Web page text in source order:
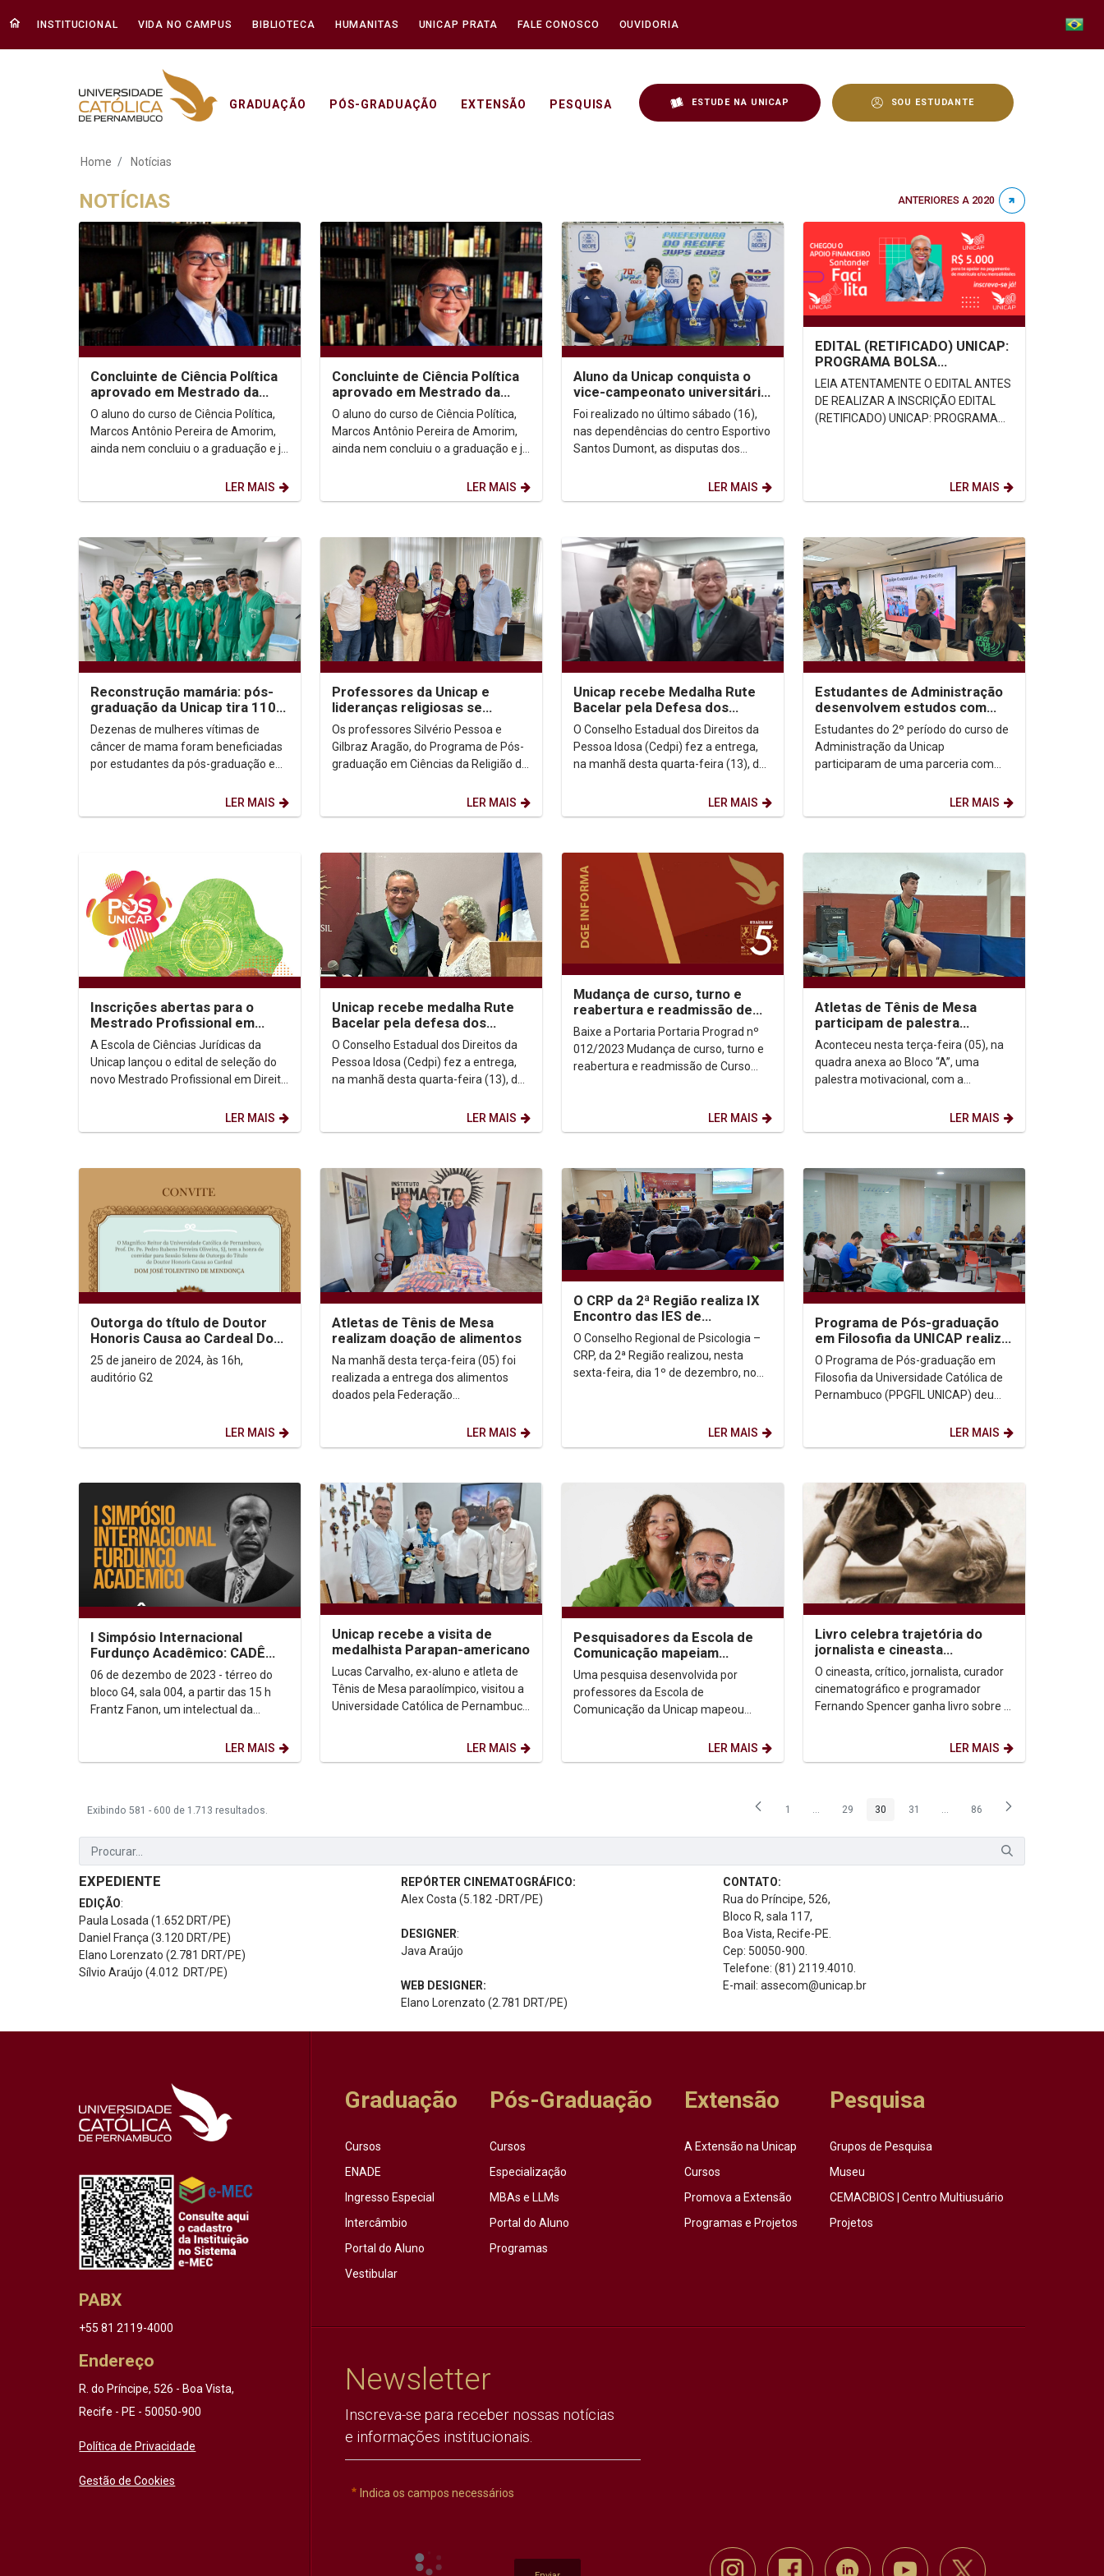
INSTITUCIONAL VIDA NO CAMPUS BIBLIOTECA HUMANITAS UNICAP PRATA FALE CONOSCO OUVIDORIA
GRADUAÇÃO PÓS-GRADUAÇÃO EXTENSÃO PESQUISA ESTUDE NA UNICAP SOU ESTUDANTE
Notícias - Unicap
Home Notícias
NOTÍCIAS ANTERIORES A 2020
Concluinte de Ciência Política
aprovado em Mestrado da
Escola de Comando e Estado-
Maior do Exército
O aluno do curso de Ciência Política,
Marcos Antônio Pereira de Amorim,
ainda nem concluiu o a graduação e já
LER MAIS
Concluinte de Ciência Política
aprovado em Mestrado da
Escola de Comando e Estado-
Maior do Exército
O aluno do curso de Ciência Política,
Marcos Antônio Pereira de Amorim,
ainda nem concluiu o a graduação e já
LER MAIS
Aluno da Unicap conquista o
vice-campeonato universitário
de Beach Wrestling
Foi realizado no último sábado (16),
nas dependências do centro Esportivo
Santos Dumont, as disputas dos
LER MAIS
EDITAL (RETIFICADO) UNICAP:
PROGRAMA BOLSA
SANTANDER FACILITA –
2023/2024
LEIA ATENTAMENTE O EDITAL ANTES
DE REALIZAR A INSCRIÇÃO EDITAL
(RETIFICADO) UNICAP: PROGRAMA
LER MAIS
Reconstrução mamária: pós-
graduação da Unicap tira 110
mulheres da fila de espera do
SUS
Dezenas de mulheres vítimas de
câncer de mama foram beneficiadas
por estudantes da pós-graduação em
LER MAIS
Professores da Unicap e
lideranças religiosas se
reúnem com vice-governadora
de PE
Os professores Silvério Pessoa e
Gilbraz Aragão, do Programa de Pós-
graduação em Ciências da Religião da
Pacheco, coordenador da...LER MAIS
Unicap recebe Medalha Rute
Bacelar pela Defesa dos
Direitos da Pessoa Idosa
O Conselho Estadual dos Direitos da
Pessoa Idosa (Cedpi) fez a entrega,
na manhã desta quarta-feira (13), da
LER MAIS
Estudantes de Administração
desenvolvem estudos com
catadores de resíduos sólidos
Estudantes do 2º período do curso de
Administração da Unicap
participaram de uma parceria com
resíduos sólidos do Recife. Ao...LER MAIS
Inscrições abertas para o
Mestrado Profissional em
Direito e Inovação
A Escola de Ciências Jurídicas da
Unicap lançou o edital de seleção do
novo Mestrado Profissional em Direito
LER MAIS
Unicap recebe medalha Rute
Bacelar pela defesa dos
direitos da pessoa idosa
O Conselho Estadual dos Direitos da
Pessoa Idosa (Cedpi) fez a entrega,
na manhã desta quarta-feira (13), da
LER MAIS
Mudança de curso, turno e
reabertura e readmissão de
curso 2024.1
Baixe a Portaria Portaria Prograd nº
012/2023 Mudança de curso, turno e
reabertura e readmissão de Curso
LER MAIS
Atletas de Tênis de Mesa
participam de palestra
motivacional
Aconteceu nesta terça-feira (05), na
quadra anexa ao Bloco “A”, uma
palestra motivacional, com a
LER MAIS
Outorga do título de Doutor
Honoris Causa ao Cardeal Dom
José Tolentino de Mendonça
25 de janeiro de 2024, às 16h,
auditório G2
LER MAIS
Atletas de Tênis de Mesa
realizam doação de alimentos
Na manhã desta terça-feira (05) foi
realizada a entrega dos alimentos
doados pela Federação
pelos mesatenistas da UNICAP ao...
LER MAIS
O CRP da 2ª Região realiza IX
Encontro das IES de
Pernambuco na Unicap
O Conselho Regional de Psicologia –
CRP, da 2ª Região realizou, nesta
sexta-feira, dia 1º de dezembro, no
LER MAIS
Programa de Pós-graduação
em Filosofia da UNICAP realiza
2º Encontro de Pesquisa
Filosófica em...
O Programa de Pós-graduação em
Filosofia da Universidade Católica de
Pernambuco (PPGFIL UNICAP) deu
LER MAIS
I Simpósio Internacional
Furdunço Acadêmico: CADÊ
FRANTZ FANON?
06 de dezembo de 2023 - térreo do
bloco G4, sala 004, a partir das 15 h
Frantz Fanon, um intelectual da
LER MAIS
Unicap recebe a visita de
medalhista Parapan-americano
Lucas Carvalho, ex-aluno e atleta de
Tênis de Mesa paraolímpico, visitou a
Universidade Católica de Pernambuco
LER MAIS
Pesquisadores da Escola de
Comunicação mapeiam
iniciativas de inclusão digital
nas periferias do...
Uma pesquisa desenvolvida por
professores da Escola de
Comunicação da Unicap mapeou
LER MAIS
Livro celebra trajetória do
jornalista e cineasta
pernambucano Fernando
Spencer
O cineasta, crítico, jornalista, curador
cinematográfico e programador
Fernando Spencer ganha livro sobre a
LER MAIS
Exibindo 581 - 600 de 1.713 resultados. Página
1 ...Páginas intermediárias Usar ABA para navegar.
Página
29 Página
30 Página
31 ...Páginas intermediárias Usar ABA
Página
86
EXPEDIENTE
EDIÇÃO:
Paula Losada (1.652 DRT/PE)
Daniel França (3.120 DRT/PE)
Elano Lorenzato (2.781 DRT/PE)
Sílvio Araújo (4.012 DRT/PE)
REPÓRTER CINEMATOGRÁFICO:
Alex Costa (5.182 -DRT/PE)
DESIGNER:
Java Araújo
WEB DESIGNER:
Elano Lorenzato (2.781 DRT/PE)
CONTATO:
Rua do Príncipe, 526,
Bloco R, sala 117,
Boa Vista, Recife-PE.
Cep: 50050-900.
Telefone: (81) 2119.4010.
E-mail: assecom@unicap.br
PABX
+55 81 2119-4000
Endereço
R. do Príncipe, 526 - Boa Vista,
Recife - PE - 50050-900
Política de Privacidade
Gestão de Cookies
Graduação
Cursos
ENADE
Ingresso Especial
Intercâmbio
Portal do Aluno
Vestibular
Pós-Graduação
Cursos
Especialização
MBAs e LLMs
Portal do Aluno
Programas
Extensão
A Extensão na Unicap
Cursos
Promova a Extensão
Programas e Projetos
Pesquisa
Grupos de Pesquisa
Museu
CEMACBIOS | Centro Multiusuário
Projetos
Newsletter
Inscreva-se para receber nossas notícias
e informações institucionais.
Indica os campos necessários